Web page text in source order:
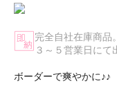
完全自社在庫商品。
３～５営業日にて
ボーダーで爽やかに♪♪